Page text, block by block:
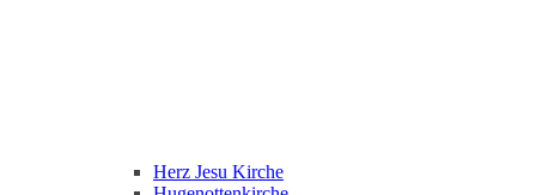
Herz Jesu Kirche